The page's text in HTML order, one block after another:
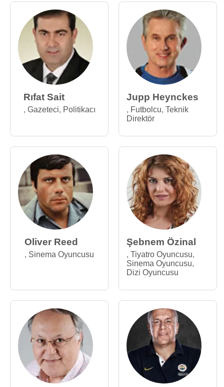
Rıfat Sait
, Gazeteci, Politikacı
Jupp Heynckes
, Futbolcu, Teknik
Direktör
Oliver Reed
, Sinema Oyuncusu
Şebnem Özinal
, Tiyatro Oyuncusu,
Sinema Oyuncusu,
Dizi Oyuncusu